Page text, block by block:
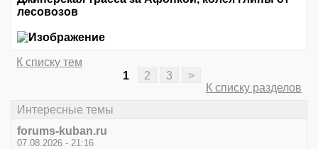
лесовозов
К списку тем
1
2 3
>
К списку разделов
Интересные темы
forums-kuban.ru
07.08.2026 - 21:16